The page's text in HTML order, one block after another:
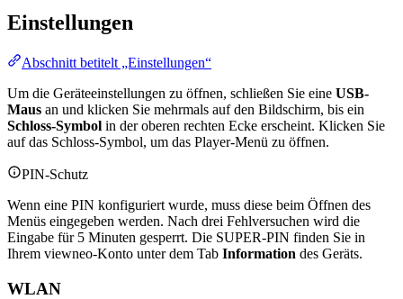
Einstellungen
Abschnitt betitelt „Einstellungen“
Um die Geräteeinstellungen zu öffnen, schließen Sie eine USB-
Maus an und klicken Sie mehrmals auf den Bildschirm, bis ein
Schloss-Symbol in der oberen rechten Ecke erscheint. Klicken Sie
auf das Schloss-Symbol, um das Player-Menü zu öffnen.
PIN-Schutz
Wenn eine PIN konfiguriert wurde, muss diese beim Öffnen des
Menüs eingegeben werden. Nach drei Fehlversuchen wird die
Eingabe für 5 Minuten gesperrt. Die SUPER-PIN finden Sie in
Ihrem viewneo-Konto unter dem Tab Information des Geräts.
WLAN